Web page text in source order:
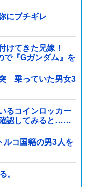
にブチギレ
けてきた兄嫁！
で『Gガンダム』を
中二病を発症して
突 乗っていた男女3
るコインロッカー
認してみると……
ルコ国籍の男3人を
。